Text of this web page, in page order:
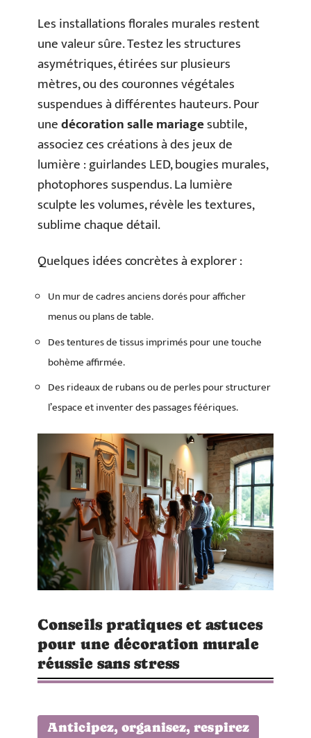
Les installations florales murales restent
une valeur sûre. Testez les structures
asymétriques, étirées sur plusieurs
mètres, ou des couronnes végétales
suspendues à différentes hauteurs. Pour
unedécoration salle mariagesubtile,
associez ces créations à des jeux de
lumière : guirlandes LED, bougies murales,
photophores suspendus. La lumière
sculpte les volumes, révèle les textures,
sublime chaque détail.
Quelques idées concrètes à explorer :
Un mur de cadres anciens dorés pour afficher
menus ou plans de table.
Des tentures de tissus imprimés pour une touche
bohème affirmée.
Des rideaux de rubans ou de perles pour structurer
l’espace et inventer des passages féériques.
Conseils pratiques et astuces
pour une décoration murale
réussie sans stress
Anticipez, organisez, respirez